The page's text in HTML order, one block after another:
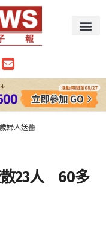
婦人送醫
散23人 60多